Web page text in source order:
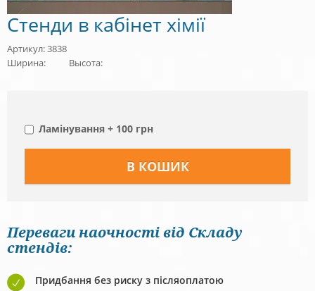
Стенди в кабінет хімії
Артикул: 3838
Ширина:
Высота:
Ламінування + 100 грн
Переваги наочності від Складу
стендів:
Придбання без риску з післяоплатою